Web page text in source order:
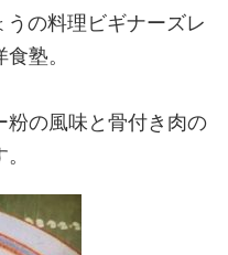
の料理ビギナーズレ
塾。
粉の風味と骨付き肉の